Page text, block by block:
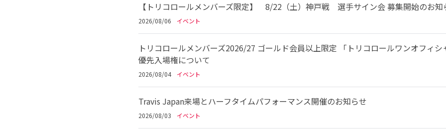
【トリコロールメンバーズ限定】 8/22（土）神戸戦 選手サイン会 募集開始のお知
2026/08/06 イベント
トリコロールメンバーズ2026/27 ゴールド会員以上限定 「トリコロールワンオフィシ
優先入場権について
2026/08/04 イベント
Travis Japan来場とハーフタイムパフォーマンス開催のお知らせ
2026/08/03 イベント